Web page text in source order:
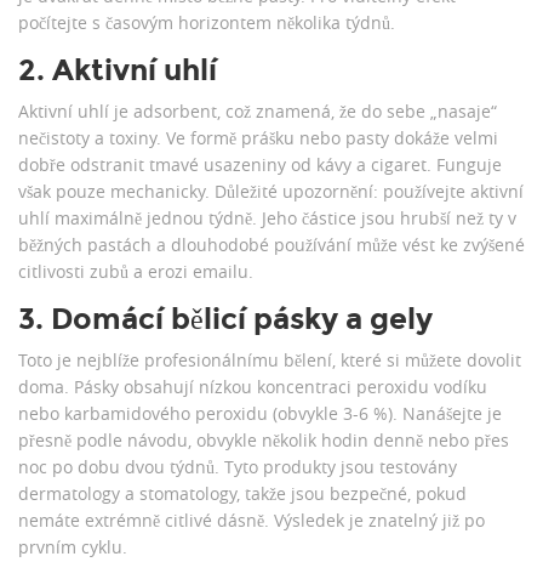
počítejte s časovým horizontem několika týdnů.
2. Aktivní uhlí
Aktivní uhlí je adsorbent, což znamená, že do sebe „nasaje“
nečistoty a toxiny. Ve formě prášku nebo pasty dokáže velmi
dobře odstranit tmavé usazeniny od kávy a cigaret. Funguje
však pouze mechanicky. Důležité upozornění: používejte aktivní
uhlí maximálně jednou týdně. Jeho částice jsou hrubší než ty v
běžných pastách a dlouhodobé používání může vést ke zvýšené
citlivosti zubů a erozi emailu.
3. Domácí bělicí pásky a gely
Toto je nejblíže profesionálnímu bělení, které si můžete dovolit
doma. Pásky obsahují nízkou koncentraci peroxidu vodíku
nebo karbamidového peroxidu (obvykle 3-6 %). Nanášejte je
přesně podle návodu, obvykle několik hodin denně nebo přes
noc po dobu dvou týdnů. Tyto produkty jsou testovány
dermatology a stomatology, takže jsou bezpečné, pokud
nemáte extrémně citlivé dásně. Výsledek je znatelný již po
prvním cyklu.